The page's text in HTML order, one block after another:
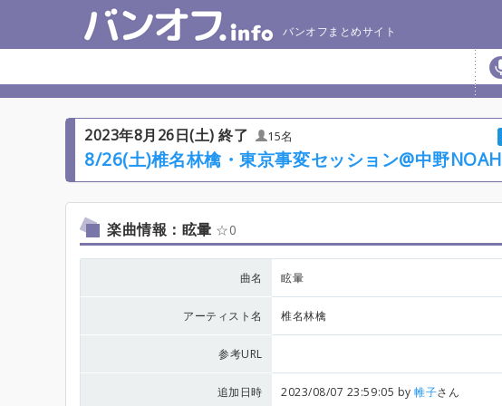
バンオフまとめサイト
2023年8月26日(土) 終了 15名
8/26(土)椎名林檎・東京事変セッション@中野NOAH
楽曲情報：眩暈 0
曲名 眩暈
アーティスト名 椎名林檎
参考URL
追加日時 2023/08/07 23:59:05 by帷子さん